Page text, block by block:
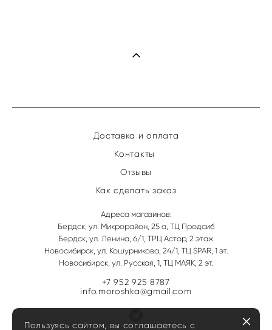
Доставка и оплата
Контакты
Отзывы
Как сделать заказ
Адреса магазинов:
Бердск, ул. Микрорайон, 25 а, ТЦ Продсиб
Бердск, ул. Ленина, 6/1, ТРЦ Астор, 2 этаж
Новосибирск, ул. Кошурникова, 24/1, ТЦ SPAR, 1 эт.
Новосибирск, ул. Русская, 1, ТЦ МАЯК, 2 эт.
+7 952 925 8787
info.moroshka@gmail.com
Пользуясь сайтом, вы соглашаетесь с